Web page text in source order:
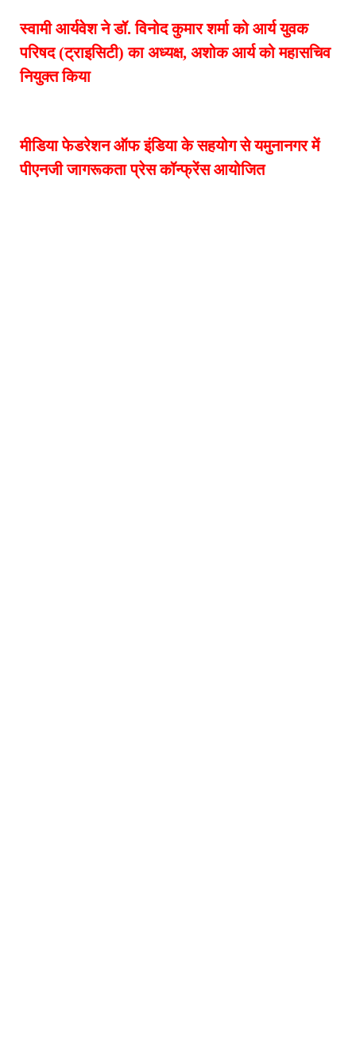
स्वामी आर्यवेश ने डॉ. विनोद कुमार शर्मा को आर्य युवक
परिषद (ट्राइसिटी) का अध्यक्ष, अशोक आर्य को महासचिव
नियुक्त किया
मीडिया फेडरेशन ऑफ इंडिया के सहयोग से यमुनानगर में
पीएनजी जागरूकता प्रेस कॉन्फ्रेंस आयोजित